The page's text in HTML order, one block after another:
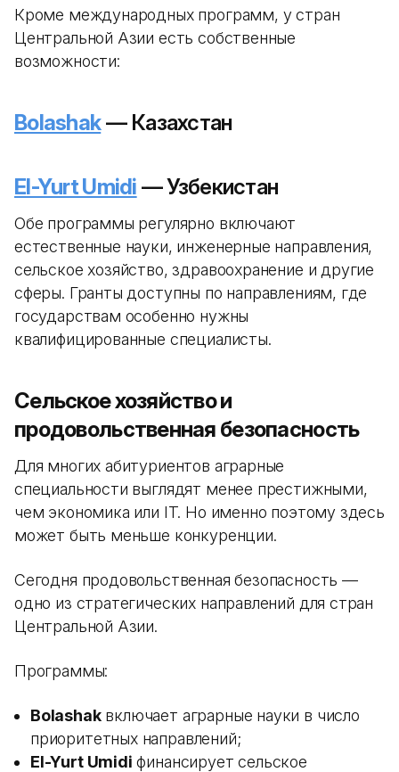
Кроме международных программ, у стран
Центральной Азии есть собственные
возможности:
Bolashak— Казахстан
El-Yurt Umidi — Узбекистан
Обе программы регулярно включают
естественные науки, инженерные направления,
сельское хозяйство, здравоохранение и другие
сферы. Гранты доступны по направлениям, где
государствам особенно нужны
квалифицированные специалисты.
Сельское хозяйство и
продовольственная безопасность
Для многих абитуриентов аграрные
специальности выглядят менее престижными,
чем экономика или IT. Но именно поэтому здесь
может быть меньше конкуренции.
Сегодня продовольственная безопасность —
одно из стратегических направлений для стран
Центральной Азии.
Программы:
Bolashakвключает аграрные науки в число
приоритетных направлений;
El-Yurt Umidi финансирует сельское